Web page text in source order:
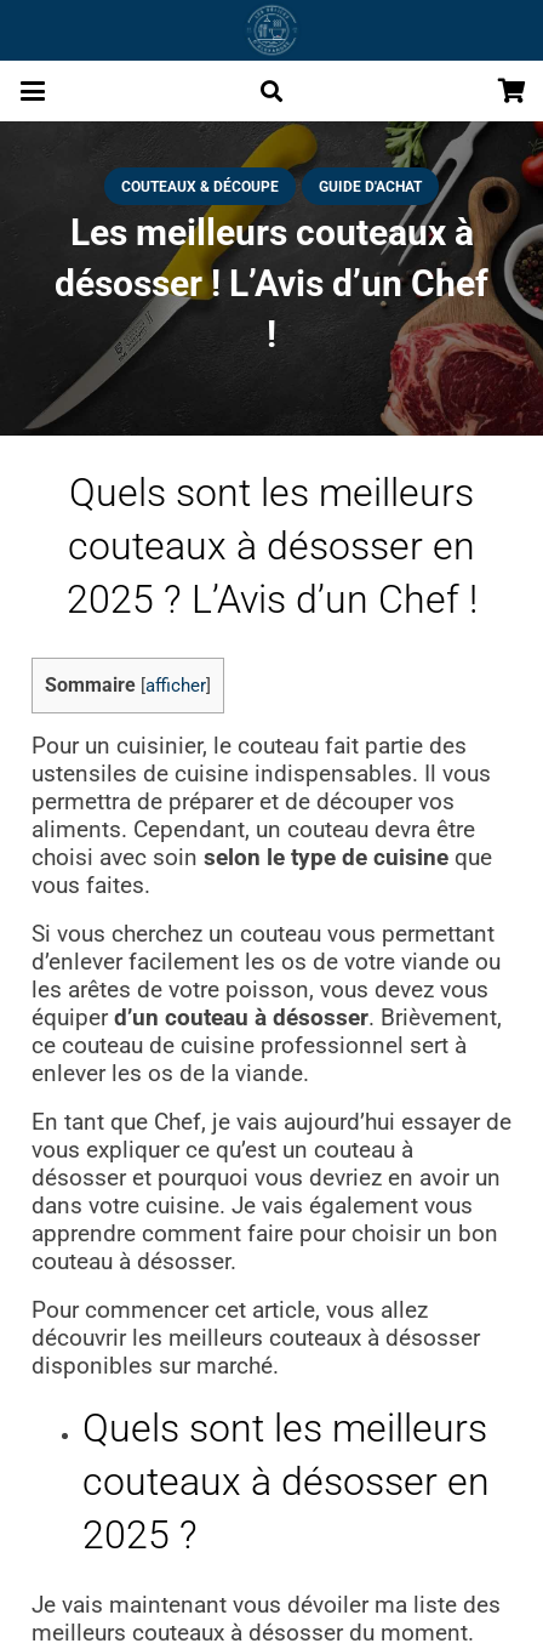
COUTEAUX & DÉCOUPE GUIDE D'ACHAT
Les meilleurs couteaux à
désosser ! L’Avis d’un Chef
!
Quels sont les meilleurs
couteaux à désosser en
2025 ? L’Avis d’un Chef !
Sommaire afficher]
Pour un cuisinier, le couteau fait partie des
ustensiles de cuisine indispensables. Il vous
permettra de préparer et de découper vos
aliments. Cependant, un couteau devra être
choisi avec soin selon le type de cuisineque
vous faites.
Si vous cherchez un couteau vous permettant
d’enlever facilement les os de votre viande ou
les arêtes de votre poisson, vous devez vous
équiperd’un couteau à désosser. Brièvement,
ce couteau de cuisine professionnel sert à
enlever les os de la viande.
En tant que Chef, je vais aujourd’hui essayer de
vous expliquer ce qu’est un couteau à
désosser et pourquoi vous devriez en avoir un
dans votre cuisine. Je vais également vous
apprendre comment faire pour choisir un bon
couteau à désosser.
Pour commencer cet article, vous allez
découvrir les meilleurs couteaux à désosser
disponibles sur marché.
Quels sont les meilleurs
couteaux à désosser en
2025 ?
Je vais maintenant vous dévoiler ma liste des
meilleurs couteaux à désosser du moment.